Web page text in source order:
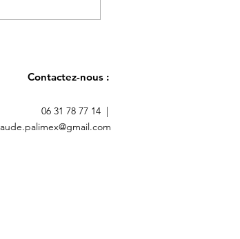
Contactez-nous :
06 31 78 77 14 |
aude.palimex@gmail.com